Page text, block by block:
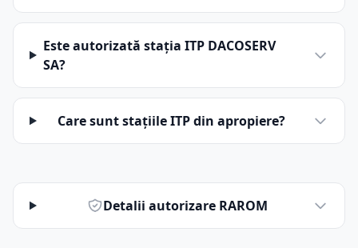
Este autorizată stația ITP DACOSERV
SA?
Care sunt stațiile ITP din apropiere?
Detalii autorizare RAROM